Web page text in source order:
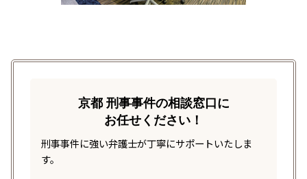
京都 刑事事件の相談窓口に
お任せください！
刑事事件に強い弁護士が丁寧にサポートいたしま
す。